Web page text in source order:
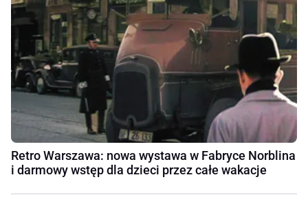
Retro Warszawa: nowa wystawa w Fabryce Norblina
i darmowy wstęp dla dzieci przez całe wakacje